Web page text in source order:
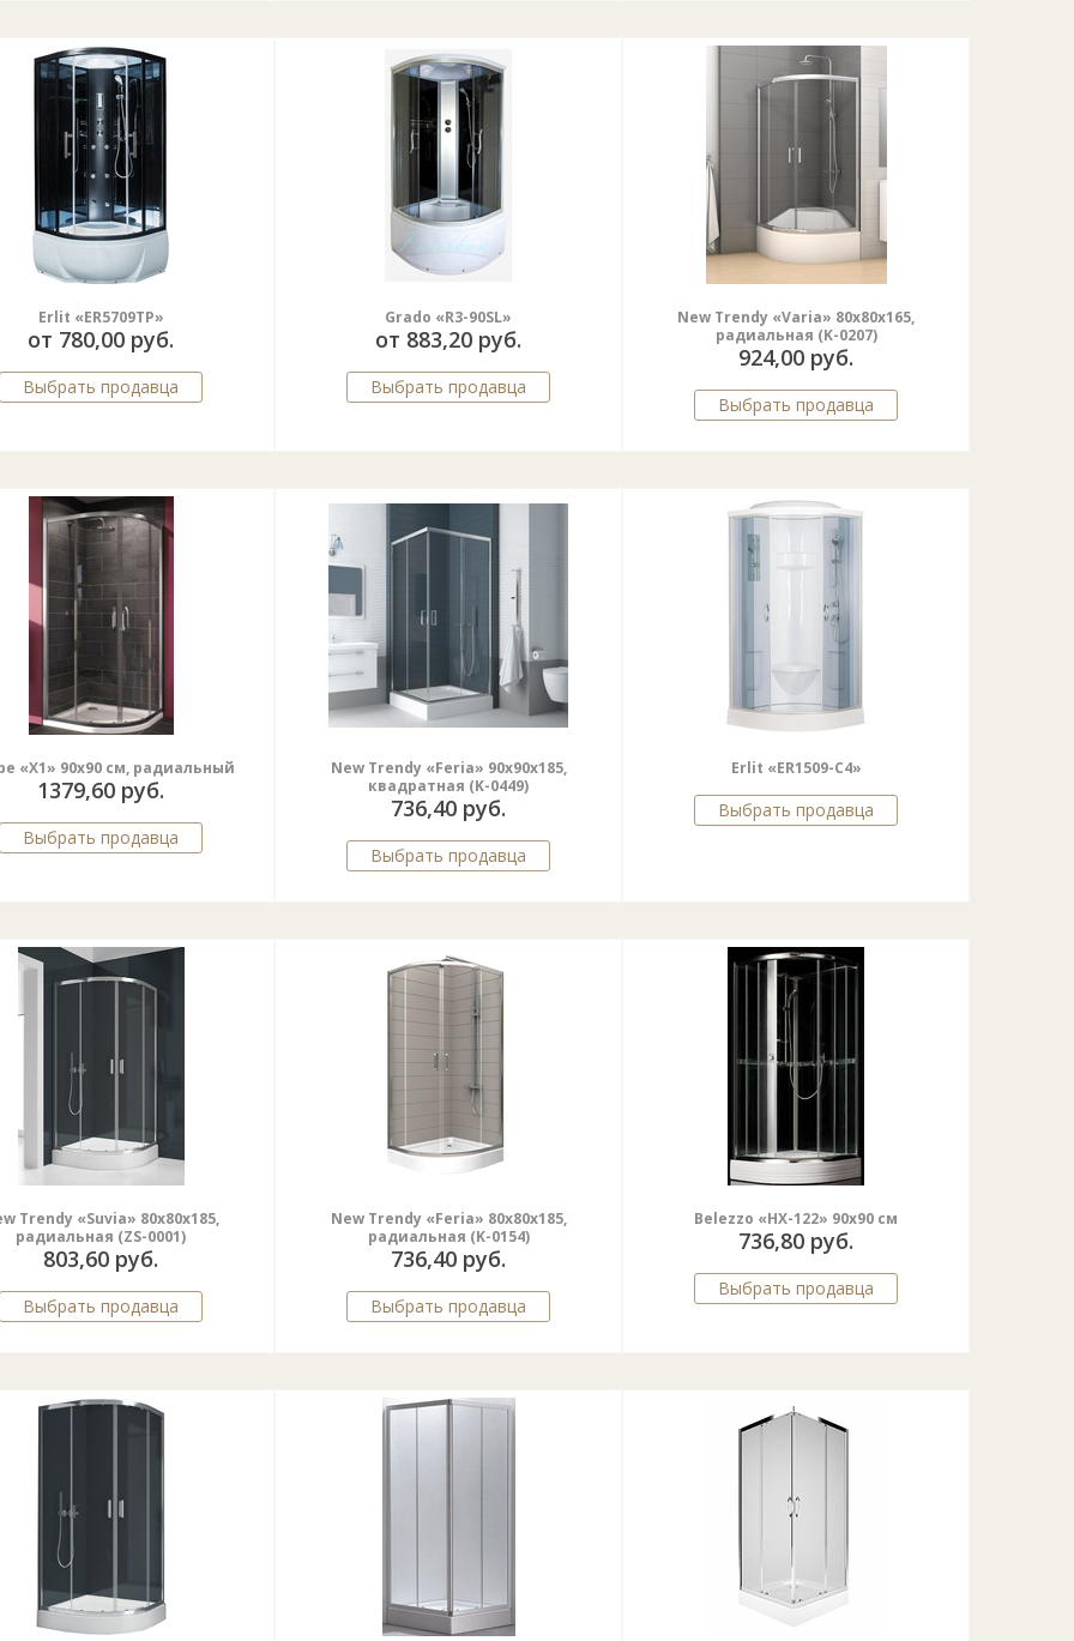
Erlit «ER5709TP»
от 780,00 руб.
Выбрать продавца
Grado «R3-90SL»
от 883,20 руб.
Выбрать продавца
New Trendy «Varia» 80x80x165,
радиальная (K-0207)
924,00 руб.
Выбрать продавца
«X1» 90x90 cм, радиальный
1379,60 руб.
Выбрать продавца
New Trendy «Feria» 90x90x185,
квадратная (K-0449)
736,40 руб.
Выбрать продавца
Erlit «ER1509-С4»
Выбрать продавца
Trendy «Suvia» 80x80x185,
радиальная (ZS-0001)
803,60 руб.
Выбрать продавца
New Trendy «Feria» 80x80x185,
радиальная (K-0154)
736,40 руб.
Выбрать продавца
Belezzo «HX-122» 90x90 cм
736,80 руб.
Выбрать продавца